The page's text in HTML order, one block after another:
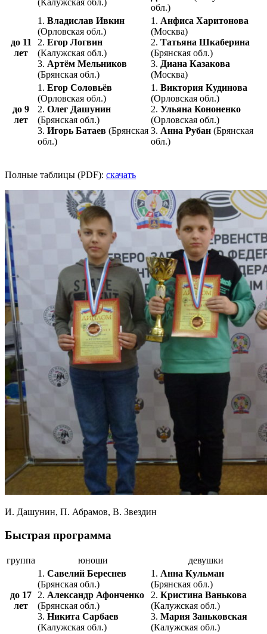
(Калужская обл.)
обл.)
до 11
лет
1. Владислав Ивкин
(Орловская обл.)
2. Егор Логвин
(Калужская обл.)
3. Артём Мельников
(Брянская обл.)
1. Анфиса Харитонова
(Москва)
2. Татьяна Шкаберина
(Брянская обл.)
3. Диана Казакова
(Москва)
до 9
лет
1. Егор Соловьёв
(Орловская обл.)
2. Олег Дашунин
(Брянская обл.)
3. Игорь Батаев (Брянская
обл.)
1. Виктория Кудинова
(Орловская обл.)
2. Ульяна Кононенко
(Орловская обл.)
3. Анна Рубан (Брянская
обл.)
Полные таблицы (PDF): скачать
И. Дашунин, П. Абрамов, В. Звездин
Быстрая программа
группа юноши девушки
до 17
лет
1. Савелий Береснев
(Брянская обл.)
2. Александр Афонченко
(Брянская обл.)
3. Никита Сарбаев
(Калужская обл.)
1. Анна Кульман
(Брянская обл.)
2. Кристина Ванькова
(Калужская обл.)
3. Мария Заньковская
(Калужская обл.)